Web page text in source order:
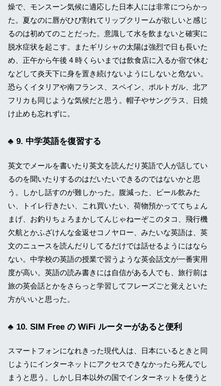
燥で、モンスーン気候に適応した日本人には非常につらかっ
た。夏なのに唇がひび割れてリップクリームが欲しいと感じ
るのは初めてのことだった。意識して水を飲まないと確実に
脱水症状を起こす。またギリシャの太陽は強烈で日も長いた
め、正午から午後 4 時くらいまでは飲食店に入るか宿で休む
などして炎天下に身を置き続けないようにしないと危ない。
恐らくイタリアや南フランス、スペイン、ポルトガル、北ア
フリカも同じような気候だと思う。帽子やサングラス、日焼
け止めも忘れずに。
9. 中学英語を復習する
英文でメールを書いたり英文を読んだり英語で人が話してい
るのを聞いたりするのはだいたいできるのではないかと思
う。しかし話すのが難しかった。腹減った、ビール飲みた
い、トイレ行きたい、これ買いたい、荷物預かっててちょん
まげ、お釣りちょろまかしてんじゃねーぞこのタコ、飛行機
欠航とかふざけんな金返せコノヤロー、みたいな英語は、英
文のニュースを読んだりしてるだけでは話せるようにはなら
ない。中学校の英語の授業で習うような英会話文が一番実用
度が高い。英語の読み書きには自信がある人でも、旅行前は
旅の英会話とかをさらっと学習してフレーズごと覚えといた
方がいいと思った。
10. SIM Free の WiFi ルーターがあると便利
スマートフォンになれきった現代人は、日本にいるときと同
じようにインターネットにアクセスできなかったら死んでし
まうと思う。しかし日本以外の国でインターネットを使うと